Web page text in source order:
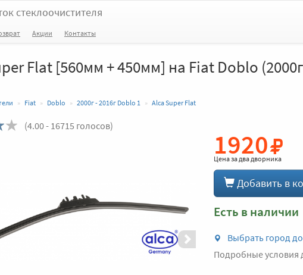
стеклоочистителя
Акции Контакты
Flat [560мм + 450мм] на Fiat Doblo
Fiat Doblo 2000г - 2016г Doblo 1 Alca Super Flat
(4.00- 16715 голосов)
1920
Цена задва дворника
Добавить в
Есть в наличии
Выбрать город
Подробные условия